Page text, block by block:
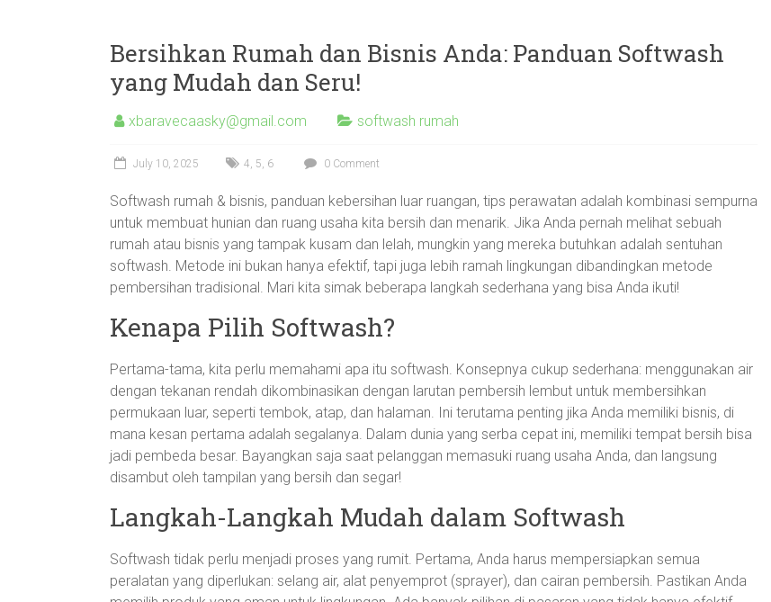
Bersihkan Rumah dan Bisnis Anda: Panduan Softwash
yang Mudah dan Seru!
xbaravecaasky@gmail.com softwash rumah
July 10, 2025 4, 5, 6 0 Comment
Softwash rumah & bisnis, panduan kebersihan luar ruangan, tips perawatan adalah kombinasi sempurna
untuk membuat hunian dan ruang usaha kita bersih dan menarik. Jika Anda pernah melihat sebuah
rumah atau bisnis yang tampak kusam dan lelah, mungkin yang mereka butuhkan adalah sentuhan
softwash. Metode ini bukan hanya efektif, tapi juga lebih ramah lingkungan dibandingkan metode
pembersihan tradisional. Mari kita simak beberapa langkah sederhana yang bisa Anda ikuti!
Kenapa Pilih Softwash?
Pertama-tama, kita perlu memahami apa itu softwash. Konsepnya cukup sederhana: menggunakan air
dengan tekanan rendah dikombinasikan dengan larutan pembersih lembut untuk membersihkan
permukaan luar, seperti tembok, atap, dan halaman. Ini terutama penting jika Anda memiliki bisnis, di
mana kesan pertama adalah segalanya. Dalam dunia yang serba cepat ini, memiliki tempat bersih bisa
jadi pembeda besar. Bayangkan saja saat pelanggan memasuki ruang usaha Anda, dan langsung
disambut oleh tampilan yang bersih dan segar!
Langkah-Langkah Mudah dalam Softwash
Softwash tidak perlu menjadi proses yang rumit. Pertama, Anda harus mempersiapkan semua
peralatan yang diperlukan: selang air, alat penyemprot (sprayer), dan cairan pembersih. Pastikan Anda